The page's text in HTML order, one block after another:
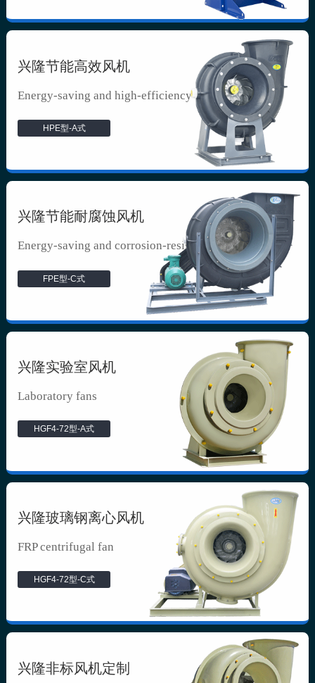
兴隆节能高效风机
Energy-saving and high-efficiency f...
HPE型-A式
兴隆节能耐腐蚀风机
Energy-saving and corrosion-resista...
FPE型-C式
兴隆实验室风机
Laboratory fans
HGF4-72型-A式
兴隆玻璃钢离心风机
FRP centrifugal fan
HGF4-72型-C式
兴隆非标风机定制